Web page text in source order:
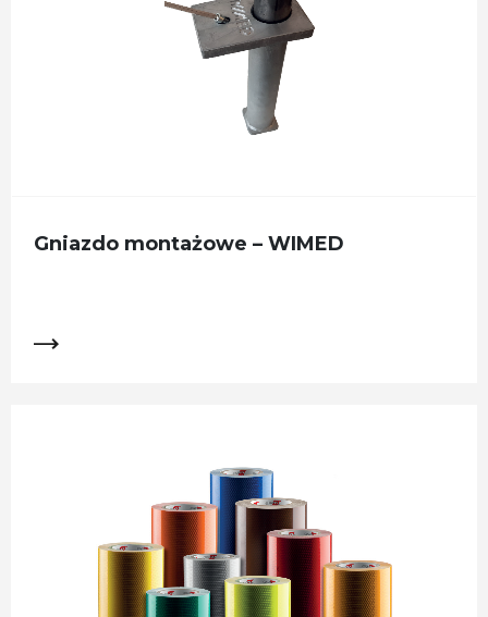
Gniazdo montażowe – WIMED